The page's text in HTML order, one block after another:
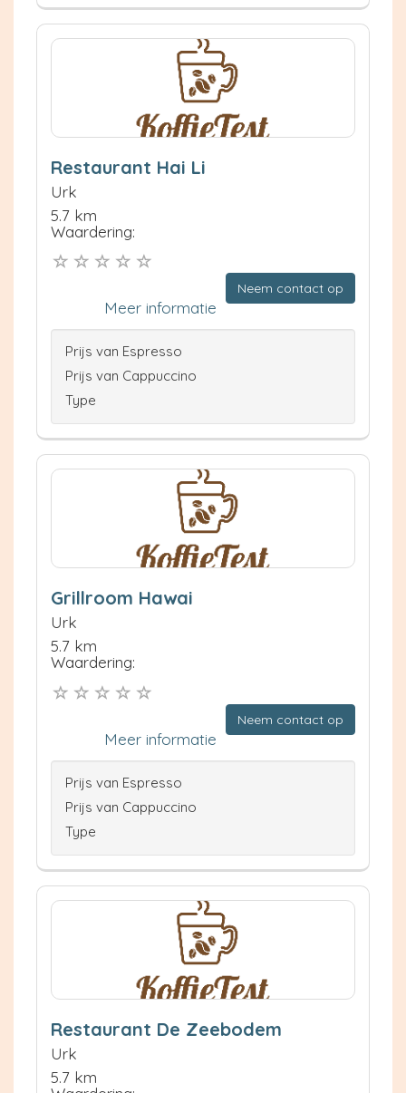
Restaurant Hai Li
Urk
5.7 km
Waardering:
Neem contact op
Meer informatie
Prijs van Espresso
Prijs van Cappuccino
Type
Grillroom Hawai
Urk
5.7 km
Waardering:
Neem contact op
Meer informatie
Prijs van Espresso
Prijs van Cappuccino
Type
Restaurant De Zeebodem
Urk
5.7 km